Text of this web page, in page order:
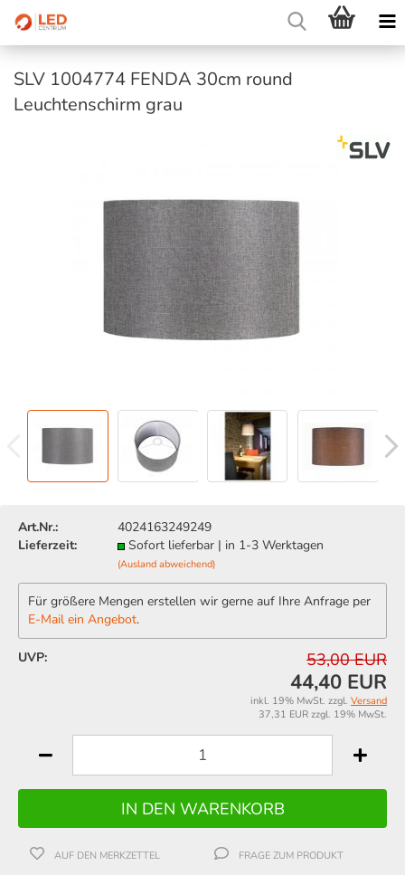
SLV 1004774 FENDA 30cm round
Leuchtenschirm grau
Art.Nr.:
4024163249249
Lieferzeit:
Sofort lieferbar | in 1-3 Werktagen
(Ausland abweichend)
Für größere Mengen erstellen wir gerne auf Ihre Anfrage per
E-Mail ein Angebot.
UVP: 53,00 EUR
44,40 EUR
inkl. 19% MwSt. zzgl. Versand
37,31 EUR zzgl. 19% MwSt.
AUF DEN MERKZETTEL FRAGE ZUM PRODUKT